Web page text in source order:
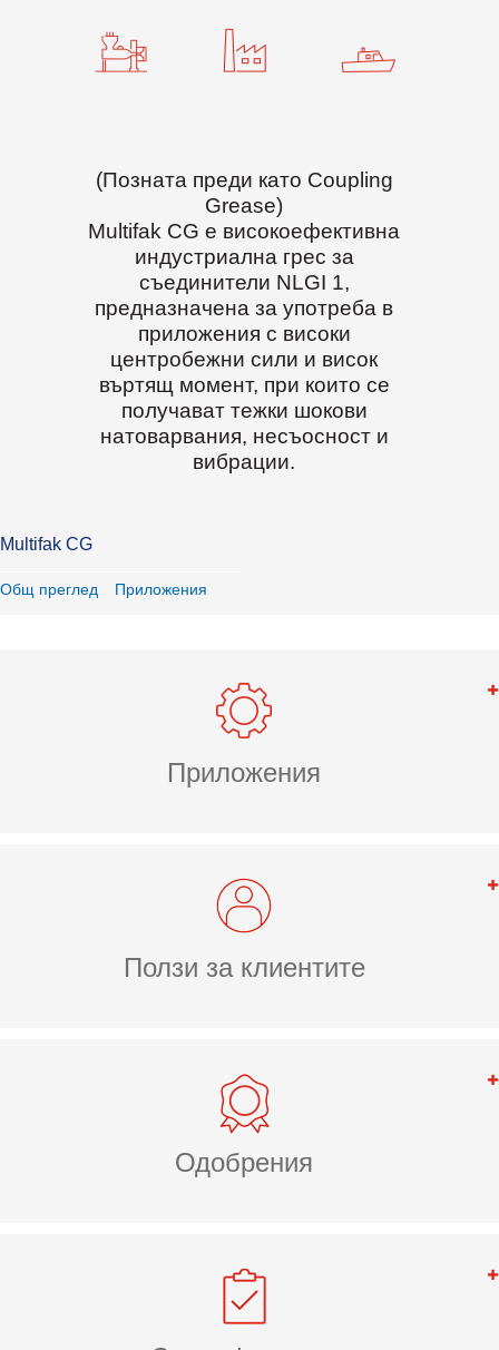
(Позната преди като Coupling
Grease)
Multifak CG е високоефективна
индустриална грес за
съединители NLGI 1,
предназначена за употреба в
приложения с високи
центробежни сили и висок
въртящ момент, при които се
получават тежки шокови
натоварвания, несъосност и
вибрации.
Multifak CG
Общ преглед Приложения
Приложения
Ползи за клиентите
Одобрения